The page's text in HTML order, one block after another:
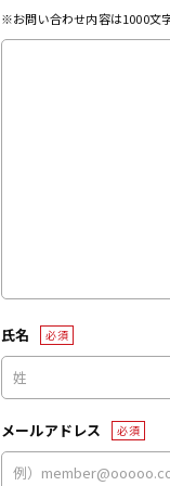
※お問い合わせ内容は1000文
氏名 必須
メールアドレス 必須